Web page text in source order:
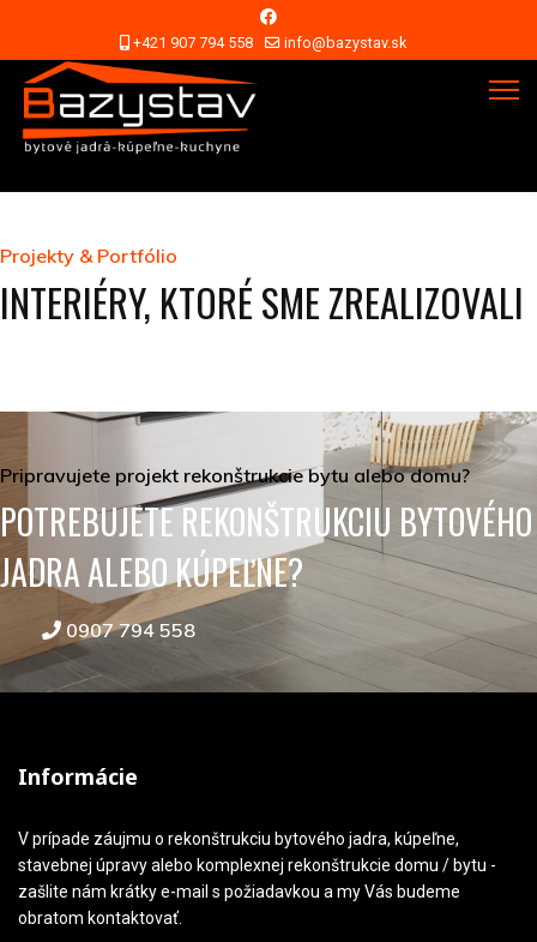
+421 907 794 558 info@bazystav.sk
Projekty & Portfólio
INTERIÉRY, KTORÉ SME ZREALIZOVALI
Pripravujete projekt rekonštrukcie bytu alebo domu?
POTREBUJETE REKONŠTRUKCIU BYTOVÉHO
JADRA ALEBO KÚPEĽNE?
0907 794 558
Informácie
V prípade záujmu o rekonštrukciu bytového jadra, kúpeľne,
stavebnej úpravy alebo komplexnej rekonštrukcie domu / bytu -
zašlite nám krátky e-mail s požiadavkou a my Vás budeme
obratom kontaktovať.